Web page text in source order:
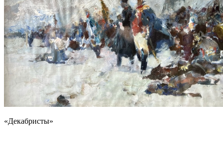
«Декабристы»